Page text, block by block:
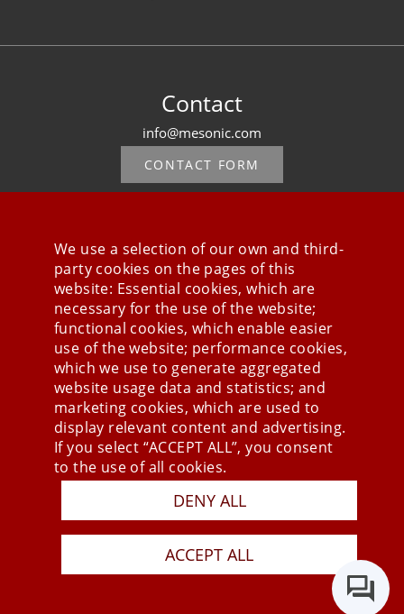
Contact
info@mesonic.com
CONTACT FORM
Stay connected
Press
Newsletter
STB
Data Privacy Policy
Imprint
We use a selection of our own and third-
party cookies on the pages of this
website: Essential cookies, which are
necessary for the use of the website;
functional cookies, which enable easier
use of the website; performance cookies,
which we use to generate aggregated
website usage data and statistics; and
marketing cookies, which are used to
display relevant content and advertising.
If you select “ACCEPT ALL”, you consent
to the use of all cookies.
DENY ALL
ACCEPT ALL